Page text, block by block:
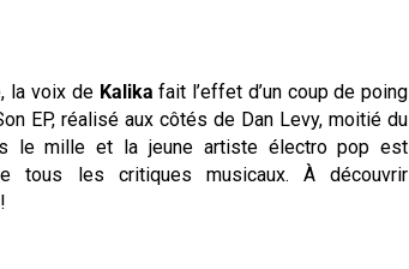
la voix de Kalika fait l’effet d’un coup de poing
EP, réalisé aux côtés de Dan Levy, moitié du
le mille et la jeune artiste électro pop est
tous les critiques musicaux. À découvrir